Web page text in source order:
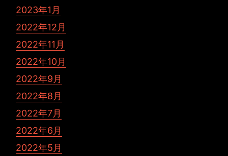
2023年1月
2022年12月
2022年11月
2022年10月
2022年9月
2022年8月
2022年7月
2022年6月
2022年5月